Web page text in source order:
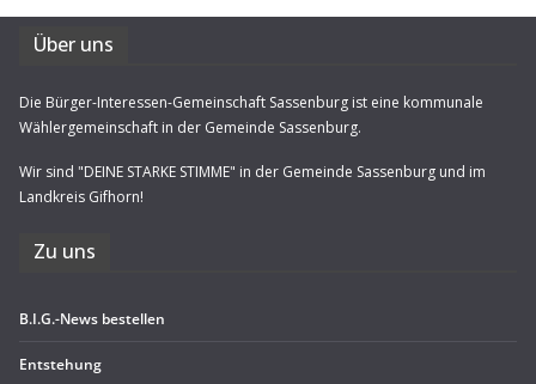
Über uns
Die Bürger-Interessen-Gemeinschaft Sassenburg ist eine kommunale
Wählergemeinschaft in der Gemeinde Sassenburg.
Wir sind "DEINE STARKE STIMME" in der Gemeinde Sassenburg und im
Landkreis Gifhorn!
Zu uns
B.I.G.-News bestel­len
Ent­ste­hung